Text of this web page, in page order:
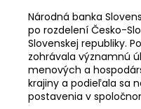
Národná banka
po rozdelení Česko-
Slovenskej republiky.
zohrávala významnú
menových a
krajiny a podieľala sa
postavenia v